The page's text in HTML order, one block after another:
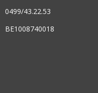
0499/43.22.53
BE1008740018